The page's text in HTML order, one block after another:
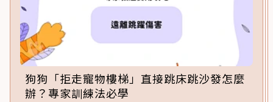
狗狗「拒走寵物樓梯」直接跳床跳沙發怎麼
辦？專家訓練法必學